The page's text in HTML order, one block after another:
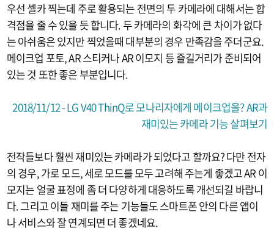
우선 셀카 찍는데 주로 활용되는 전면의 두 카메라에 대해서는 합
격점을 줄 수 있을 듯 합니다. 두 카메라의 화각에 큰 차이가 없다
는 아쉬움은 있지만 찍었을때 대부분의 경우 만족감을 주더군요.
메이크업 포토, AR 스티커나 AR 이모지 등 즐길거리가 준비되어
있는 것 또한 좋은 부분입니다.
2018/11/12 - LG V40 ThinQ로 모나리자에게 메이크업을? AR과
재미있는 카메라 기능 살펴보기
전작들보다 훨씬 재미있는 카메라가 되었다고 할까요? 다만 전자
의 경우, 가로 모드, 세로 모드를 모두 고려해 주는게 좋겠고 AR 이
모지는 얼굴 표정에 좀 더 다양하게 대응하도록 개선되길 바랍니
다. 그리고 이들 재미를 주는 기능들도 스마트폰 안의 다른 앱이
나 서비스와 잘 연계되면 더 좋겠네요.